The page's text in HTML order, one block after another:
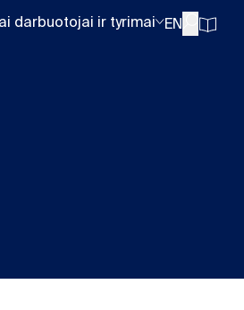
darbuotojai ir tyrimai EN